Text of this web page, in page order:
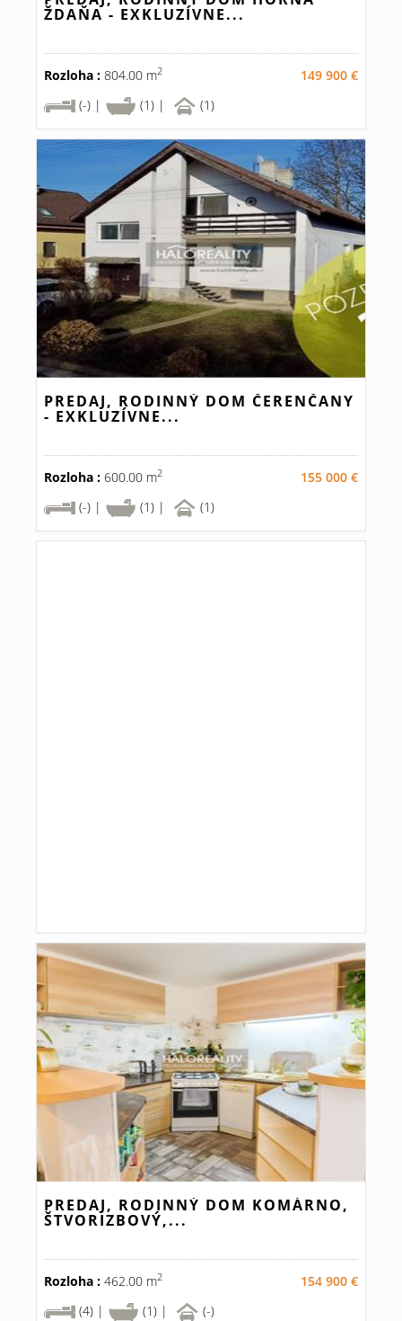
ŽDAŇA - EXKLUZÍVNE...
Rozloha : 804.00 m2
149 900 €
(-) |
(1) | (1)
PREDAJ, RODINNÝ DOM ČERENČANY
- EXKLUZÍVNE...
Rozloha : 600.00 m2
155 000 €
(-) |
(1) | (1)
PREDAJ, RODINNÝ DOM KOMÁRNO,
ŠTVORIZBOVÝ,...
Rozloha : 462.00 m2
154 900 €
(4) |
(1) | (-)